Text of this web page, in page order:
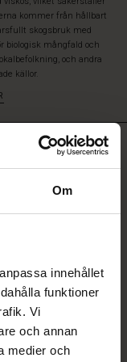
Om
innehållet
funktioner
Vi
och annan
medier och
kommer från hållbart
skogsbruk med
biologisk mångfald och
och andra
källor.